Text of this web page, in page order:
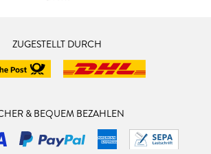
ZUGESTELLT DURCH
& BEQUEM BEZAHLEN